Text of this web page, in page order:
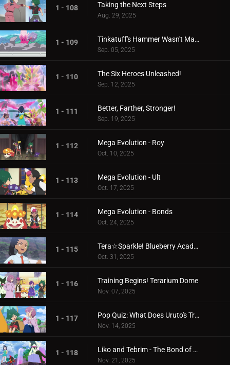
1 - 108 Taking the Next Steps
Aug. 29, 2025
1 - 109 Tinkatuff's Hammer Wasn't Made in a Year!
Sep. 05, 2025
1 - 110 The Six Heroes Unleashed!
Sep. 12, 2025
1 - 111 Better, Farther, Stronger!
Sep. 19, 2025
1 - 112 Mega Evolution - Roy
Oct. 10, 2025
1 - 113 Mega Evolution - Ult
Oct. 17, 2025
1 - 114 Mega Evolution - Bonds
Oct. 24, 2025
1 - 115 Tera☆Sparkle! Blueberry Academy
Oct. 31, 2025
1 - 116 Training Begins! Terarium Dome
Nov. 07, 2025
1 - 117 Pop Quiz: What Does Uruto's Training Involve?
Nov. 14, 2025
1 - 118 Liko and Tebrim - The Bond of Happiness!
Nov. 21, 2025